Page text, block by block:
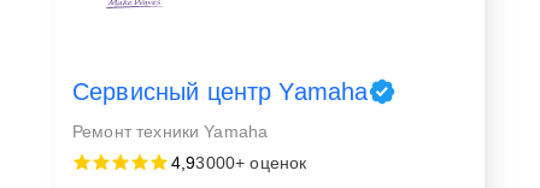
Сервисный центр Yamaha
Ремонт техники Yamaha
4,93000+ оценок